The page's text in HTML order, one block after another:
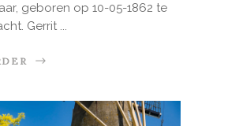
geboren op 10-05-1862 te
Gerrit